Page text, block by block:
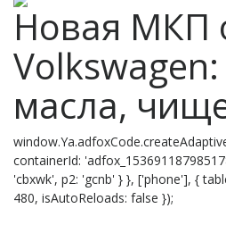
Новая МКП
масла,
containerId:
'cbxwk', p2: 'gcnb' } }, ['phone'], {
480, isAutoReloads: false });